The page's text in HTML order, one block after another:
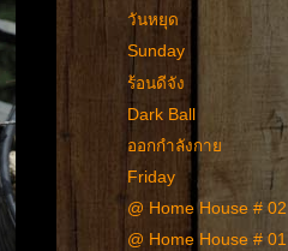
วันหยุด
Sunday
ร้อนดีจัง
Dark Ball
ออกกำลังกาย
Friday
@ Home House # 02
@ Home House # 01